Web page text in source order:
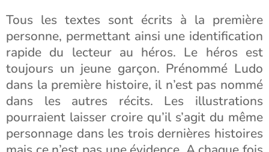
Tous les textes sont écrits à la première
personne, permettant ainsi une identification
rapide du lecteur au héros. Le héros est
toujours un jeune garçon. Prénommé Ludo
dans la première histoire, il n’est pas nommé
dans les autres récits. Les illustrations
pourraient laisser croire qu’il s’agit du même
personnage dans les trois dernières histoires